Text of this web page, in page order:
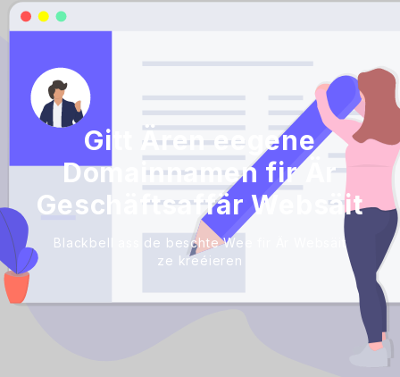
Gitt Ären eegene
Domainnamen fir Är
Geschäftsaffär Websäit
Blackbell ass de beschte Wee fir Är Websäit
ze kreéieren